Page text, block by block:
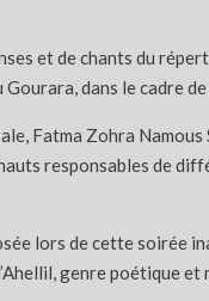
et de chants du
Gourara, dans le cadre
Fatma Zohra
responsables de
lors de cette soirée
genre poétique